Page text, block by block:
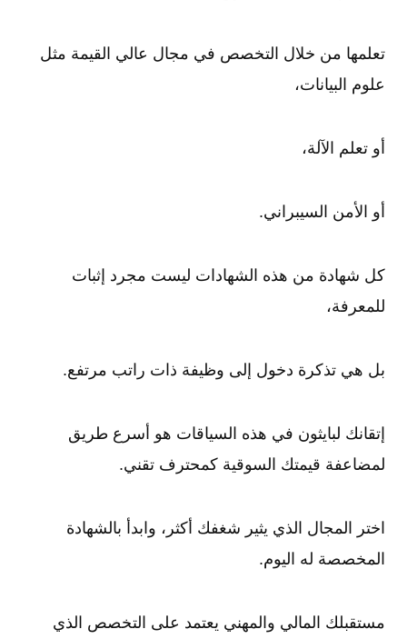
تعلمها من خلال التخصص في مجال عالي القيمة مثل
علوم البيانات،
أو تعلم الآلة،
أو الأمن السيبراني.
كل شهادة من هذه الشهادات ليست مجرد إثبات
للمعرفة،
بل هي تذكرة دخول إلى وظيفة ذات راتب مرتفع.
إتقانك لبايثون في هذه السياقات هو أسرع طريق
لمضاعفة قيمتك السوقية كمحترف تقني.
اختر المجال الذي يثير شغفك أكثر، وابدأ بالشهادة
المخصصة له اليوم.
مستقبلك المالي والمهني يعتمد على التخصص الذي